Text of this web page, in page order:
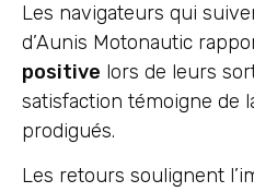
Les navigateurs qui
d’Aunis Motonautic
positive lors de leurs
satisfaction témoigne de
prodigués.
Les retours soulignent